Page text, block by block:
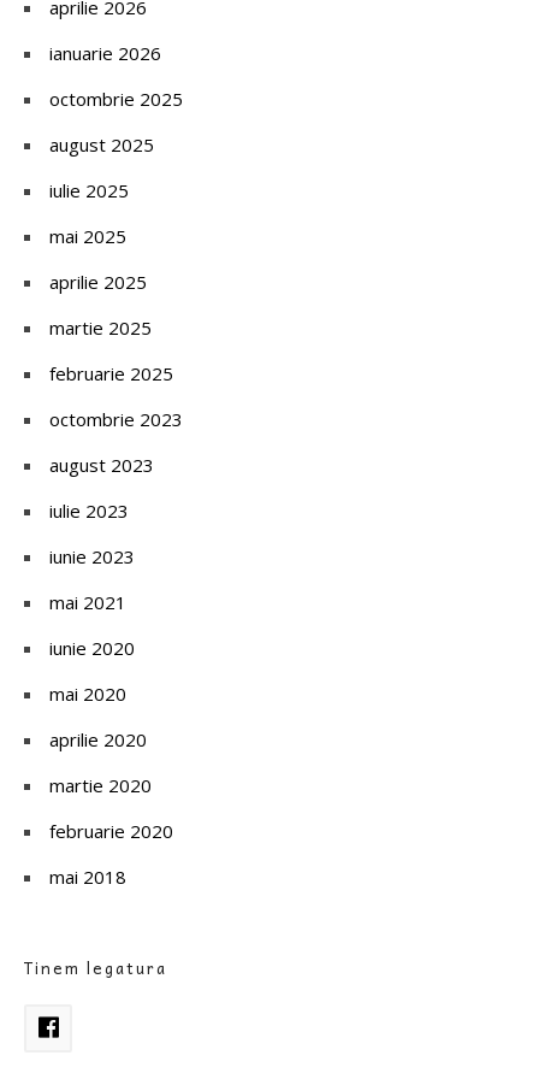
aprilie 2026
ianuarie 2026
octombrie 2025
august 2025
iulie 2025
mai 2025
aprilie 2025
martie 2025
februarie 2025
octombrie 2023
august 2023
iulie 2023
iunie 2023
mai 2021
iunie 2020
mai 2020
aprilie 2020
martie 2020
februarie 2020
mai 2018
Tinem legatura